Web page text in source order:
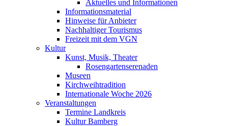
Aktuelles und Informationen
Informationsmaterial
Hinweise für Anbieter
Nachhaltiger Tourismus
Freizeit mit dem VGN
Kultur
Kunst, Musik, Theater
Rosengartenserenaden
Museen
Kirchweihtradition
Internationale Woche 2026
Veranstaltungen
Termine Landkreis
Kultur Bamberg